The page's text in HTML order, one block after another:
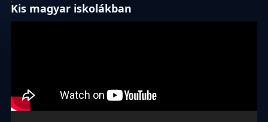
Kis magyar iskolákban